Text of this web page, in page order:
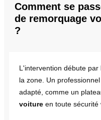
Comment se
de remorquage
?
L'intervention débute
la zone. Un
adapté, comme un
voiture en toute sécurité